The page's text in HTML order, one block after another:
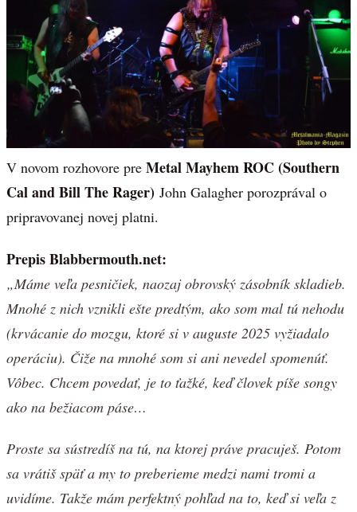
V novom rozhovore pre Metal Mayhem ROC (Southern
Cal and Bill The Rager) John Galagher porozprával o
pripravovanej novej platni.
Prepis Blabbermouth.net:
„Máme veľa pesničiek, naozaj obrovský zásobník skladieb.
Mnohé z nich vznikli ešte predtým, ako som mal tú nehodu
(krvácanie do mozgu, ktoré si v auguste 2025 vyžiadalo
operáciu). Čiže na mnohé som si ani nevedel spomenúť.
Vôbec. Chcem povedať, je to ťažké, keď človek píše songy
ako na bežiacom páse…
Proste sa sústredíš na tú, na ktorej práve pracuješ. Potom
sa vrátiš späť a my to preberieme medzi nami tromi a
uvidíme. Takže mám perfektný pohľad na to, keď si veľa z